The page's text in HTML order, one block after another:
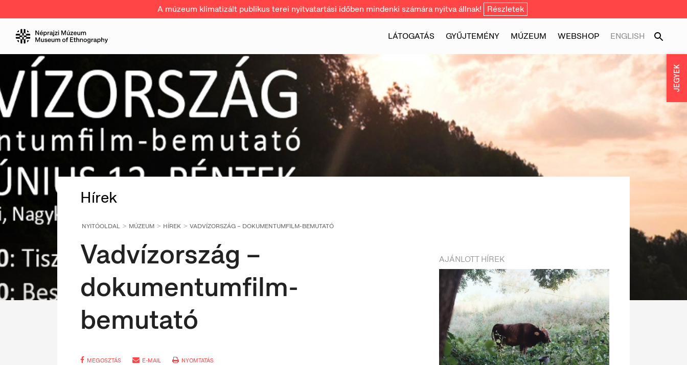
A múzeum klimatizált publikus terei nyitvatartási időben mindenki számára nyitva állnak! Részletek
LÁTOGATÁS GYŰJTEMÉNY MÚZEUM WEBSHOP ENGLISH
Hírek
NYITÓOLDAL MÚZEUM HÍREK VADVÍZORSZÁG – DOKUMENTUMFILM-BEMUTATÓ
Vadvízország –
dokumentumfilm-
bemutató
MEGOSZTÁS E-MAIL NYOMTATÁS
AJÁNLOTT HÍREK
JEGYEK